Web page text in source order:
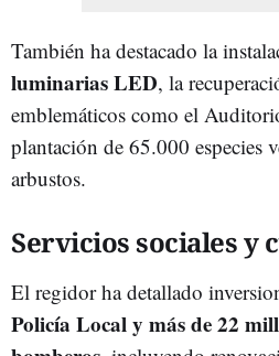
También ha destacado la
luminarias LED, la
emblemáticos como el
plantación de 65.000 especies
arbustos.
Servicios sociales y
El regidor ha detallado
Policía Local y más de 22